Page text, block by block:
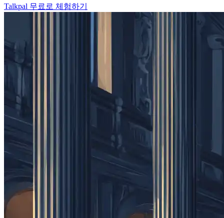
Talkpal 무료로 체험하기